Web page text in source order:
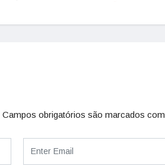
Campos obrigatórios são marcados com